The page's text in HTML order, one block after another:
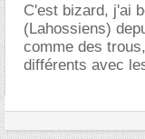
C'est bizard, j'ai
(Lahossiens)
comme des
différents avec